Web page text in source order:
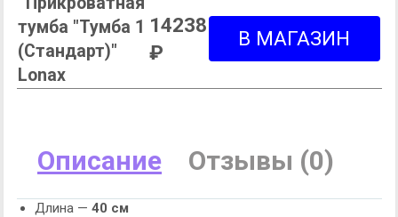
тумба "Тумба 1
(Стандарт)"
Lonax
14238
₽
Описание Отзывы (0)
Длина — 40 см